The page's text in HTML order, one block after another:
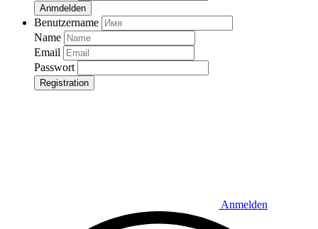
Anmdelden
Benutzername
Name
Email
Passwort
Registration
Anmelden